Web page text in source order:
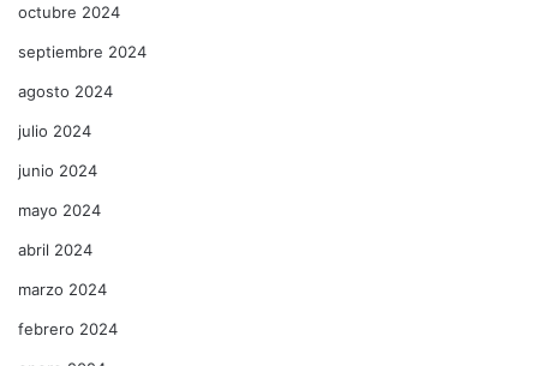
octubre 2024
septiembre 2024
agosto 2024
julio 2024
junio 2024
mayo 2024
abril 2024
marzo 2024
febrero 2024